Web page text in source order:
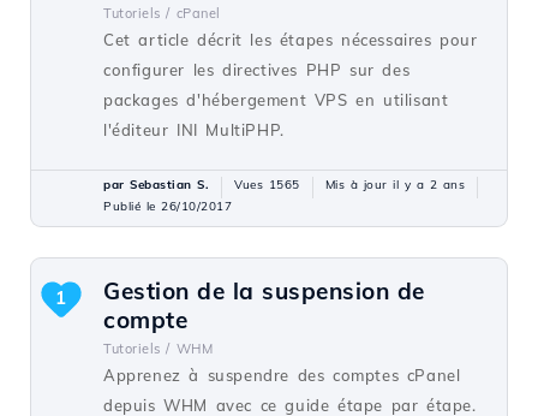
Tutoriels / cPanel
Cet article décrit les étapes nécessaires pour
configurer les directives PHP sur des
packages d'hébergement VPS en utilisant
l'éditeur INI MultiPHP.
par Sebastian S. Vues 1565
Mis à jour il y a 2 ans
Publié le 26/10/2017
Gestion de la suspension de
compte
Tutoriels / WHM
Apprenez à suspendre des comptes cPanel
depuis WHM avec ce guide étape par étape.
1